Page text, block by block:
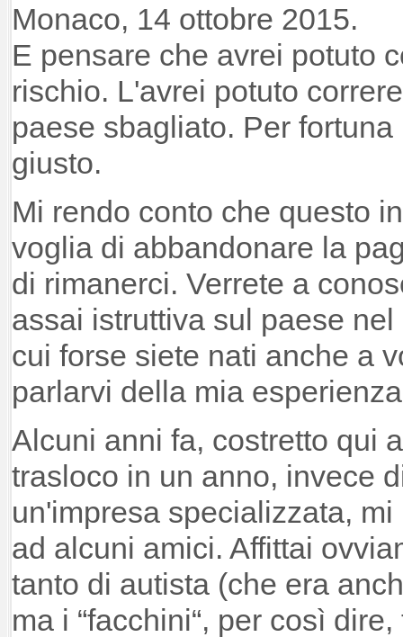
Monaco, 14 ottobre 2015.
E pensare che avrei potuto
rischio. L'avrei potuto
paese sbagliato. Per
giusto.
Mi rendo conto che questo
voglia di abbandonare la
di rimanerci. Verrete a
assai istruttiva sul paese
cui forse siete nati anche a
parlarvi della mia
Alcuni anni fa, costretto qui
trasloco in un anno, invece
un'impresa specializzata,
ad alcuni amici. Affittai
tanto di autista (che era
ma i “facchini“, per così